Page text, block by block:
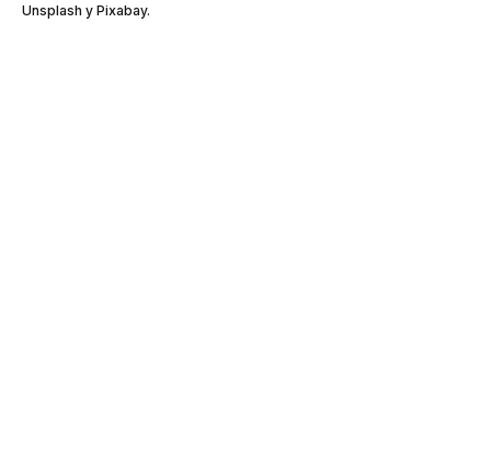
Unsplash y Pixabay.